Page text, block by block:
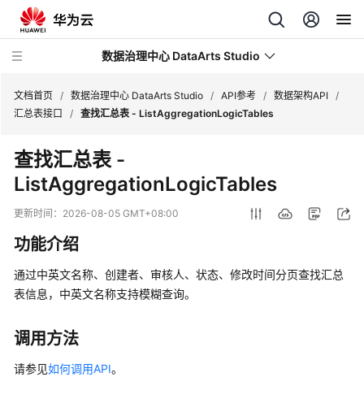
数据治理中心 DataArts Studio
最
新
动
服
务
公
告
产
品
介
文档首页 / 数据治理中心 DataArts Studio / API参考 / 数据架构API /
汇总表接口
/ 查找汇总表 - ListAggregationLogicTables
查找汇总表 -
ListAggregationLogicTables
更新时间： 2026-08-05 GMT+08:00
功能介绍
通过中英文名称、创建者、审核人、状态、修改时间分页查找汇总
表信息，中英文名称支持模糊查询。
调用方法
请参见如何调用API。